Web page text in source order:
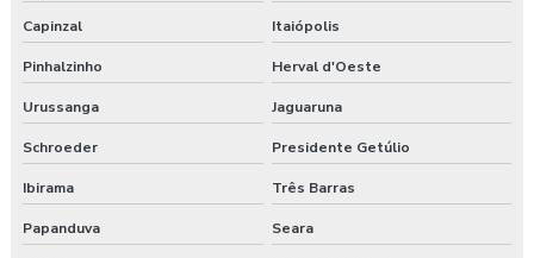
Projeto de contenção
Projeto de contenção de taludes
Projeto estrutural
Projeto estrutural sobrado
Projeto de fundação
Capinzal Itaiópolis
Pinhalzinho Herval d'Oeste
Urussanga Jaguaruna
Schroeder Presidente Getúlio
Ibirama Três Barras
Papanduva Seara